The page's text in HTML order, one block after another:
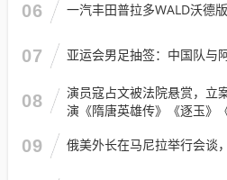
06 一汽丰田普拉多WALD沃德
07 亚运会男足抽签：中国队与
08
演员寇占文被法院悬赏，立
演《隋唐英雄传》《逐玉》
09 俄美外长在马尼拉举行会谈